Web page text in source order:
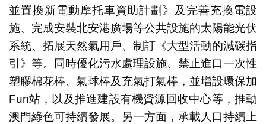
並置換新電動摩托車資助計劃》及完善充換電設
施、完成安裝北安港廣場等公共設施的太陽能光伏
系統、拓展天然氣用戶、制訂《大型活動的減碳指
引》等。同時優化污水處理設施、禁止進口一次性
塑膠棉花棒、氣球棒及充氣打氣棒，並增設環保加
Fun站，以及推進建設有機資源回收中心等，推動
澳門綠色可持續發展。另一方面，承載人口持續上